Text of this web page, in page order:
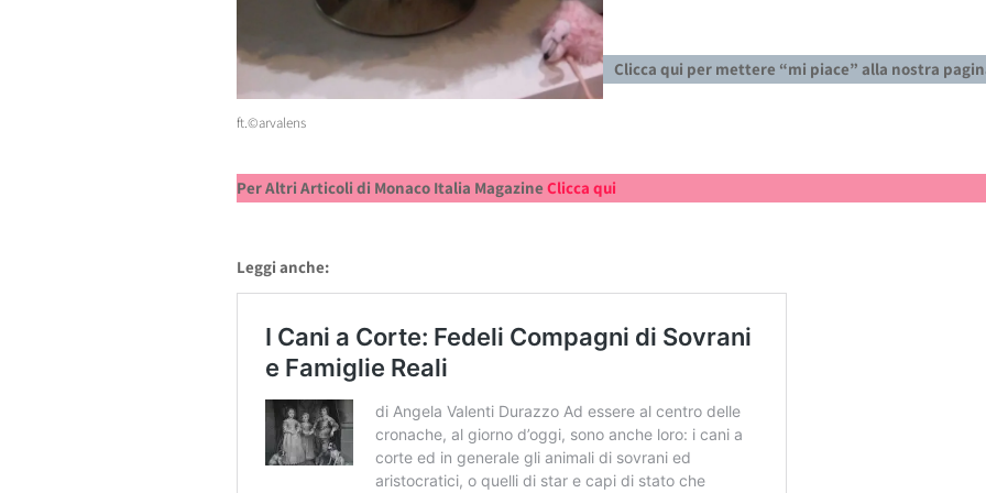
ft.©arvalens
Clicca qui per mettere “mi piace” alla nostra
Per Altri Articoli di Monaco Italia Magazine Clicca qui
Leggi anche: